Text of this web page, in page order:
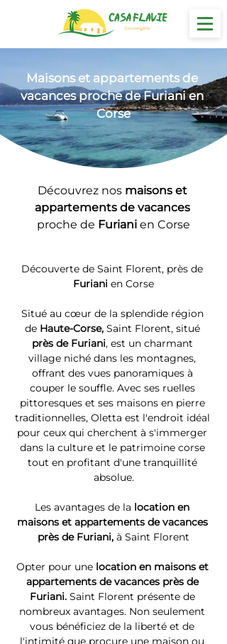
Maisons et appartements de
vacances proche de Furiani en
Corse
Découvrez nos maisons et
appartements de vacances
proche de Furiani en Corse
Découverte de Saint Florent, près de
Furiani en Corse
Situé au cœur de la splendide région
de Haute-Corse, Saint Florent, situé
près de Furiani, est un charmant
village niché dans les montagnes,
offrant des vues panoramiques à
couper le souffle. Avec ses ruelles
pittoresques et ses maisons en pierre
traditionnelles, Oletta est l'endroit idéal
pour ceux qui cherchent à s'immerger
dans la culture et le patrimoine corse
tout en profitant d'une tranquillité
absolue.
Les avantages de la location en
maisons et appartements de vacances
près de Furiani, à Saint Florent
Opter pour une location en maisons et
appartements de vacances près de
Furiani. Saint Florent présente de
nombreux avantages. Non seulement
vous bénéficiez de la liberté et de
l'intimité que procure une maison ou